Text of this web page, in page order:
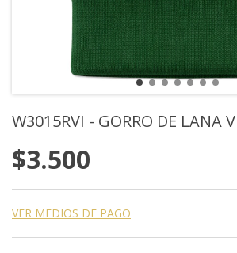
W3015RVI - GORRO DE LANA
$3.500
VER MEDIOS DE PAGO